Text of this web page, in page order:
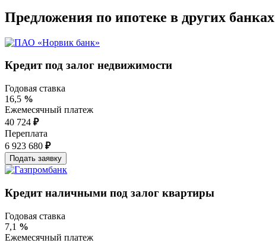
Предложения по ипотеке в других банках
Кредит под залог недвижимости
Годовая ставка
16,5 %
Ежемесячный платеж
40 724 ₽
Переплата
6 923 680 ₽
Кредит наличными под залог квартиры
Годовая ставка
7,1 %
Ежемесячный платеж